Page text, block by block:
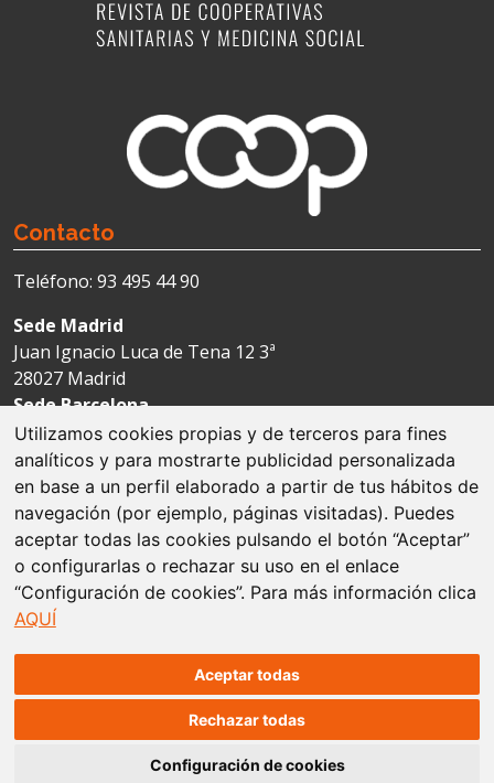
Utilizamos cookies propias y de terceros para fines
analíticos y para mostrarte publicidad personalizada
en base a un perfil elaborado a partir de tus hábitos de
navegación (por ejemplo, páginas visitadas). Puedes
aceptar todas las cookies pulsando el botón “Aceptar”
o configurarlas o rechazar su uso en el enlace
“Configuración de cookies”. Para más información clica
AQUÍ
Aceptar todas
Rechazar todas
Configuración de cookies
Contacto
Teléfono: 93 495 44 90
Sede Madrid
Juan Ignacio Luca de Tena 12 3ª
28027 Madrid
Sede Barcelona
Avda. Josep Tarradellas 123-127 4ª
08029 Barcelona
© Fundación Espriu
Conceptualización y diseño web: Factoría Prisma
Aviso legal
Política de cookies
Mapa web